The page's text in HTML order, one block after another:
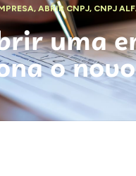
,ABRIR CNPJ, CNPJ
uma
o